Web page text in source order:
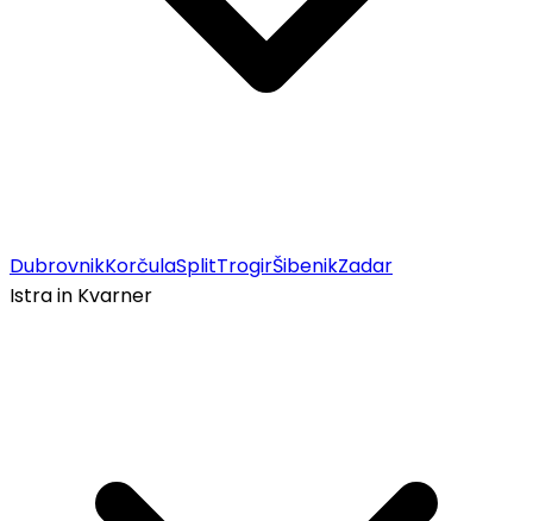
DubrovnikKorčulaSplitTrogirŠibenikZadar
Istra in Kvarner